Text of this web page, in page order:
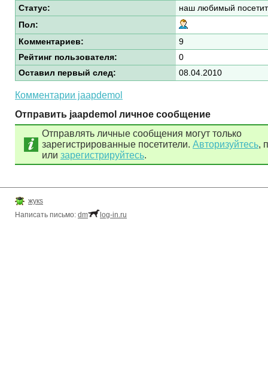
Статус:
наш любимый
Пол:
Комментариев:
9
Рейтинг пользователя:
0
Оставил первый след:
08.04.2010
Комментарии jaapdemol
Отправить jaapdemol личное сообщение
Отправлять личные сообщения могут только
зарегистрированные посетители. Авторизуйтесь,
или зарегистрируйтесь.
жукs
Написать письмо: dm log-in.ru